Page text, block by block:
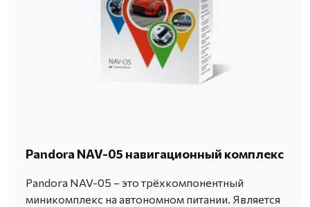
Pandora NAV-05 навигационный комплекс
Pandora NAV-05 – это трёхкомпонентный
миникомплекс на автономном питании. Является